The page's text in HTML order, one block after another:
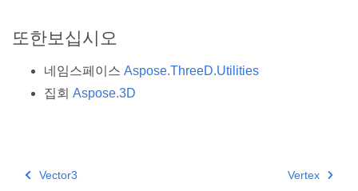
또한보십시오
네임스페이스 Aspose.ThreeD.Utilities
집회 Aspose.3D
Vector3 Vertex